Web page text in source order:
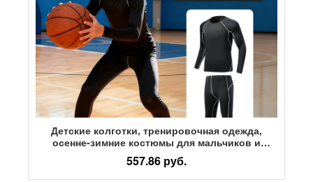
Детские колготки, тренировочная одежда,
осенне-зимние костюмы для мальчиков и
девочек, учащихся начальной школы,
быстросохнущая спортивная одежда для
фитнеса и баскетбола
557.86 руб.